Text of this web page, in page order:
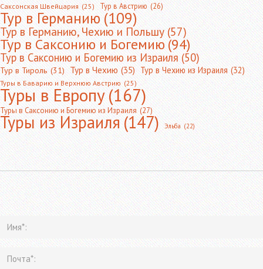
Саксонская Швейцария (25) Тур в Австрию (26)
Тур в Германию(109)
Тур в Германию, Чехию и Польшу (57)
Тур в Саксонию и Богемию(94)
Тур в Саксонию и Богемию из Израиля (50)
Тур в Тироль (31) Тур в Чехию (35) Тур в Чехию из Израиля (32)
Туры в Баварию и Верхнюю Австрию (25)
Туры в Европу(167)
Туры в Саксонию и Богемию из Израиля (27)
Туры из Израиля(147) Эльба (22)